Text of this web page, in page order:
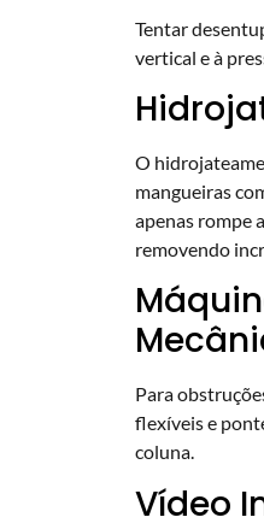
Tentar
vertical e à
O
mangueiras
apenas rompe
removendo
Para
flexíveis e
coluna.
Vídeo